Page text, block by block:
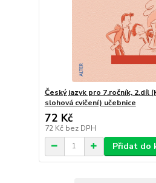
Český jazyk pro 7.ročník, 2.díl
slohová cvičení) učebnice
72 Kč
72 Kč bez DPH
Přidat do